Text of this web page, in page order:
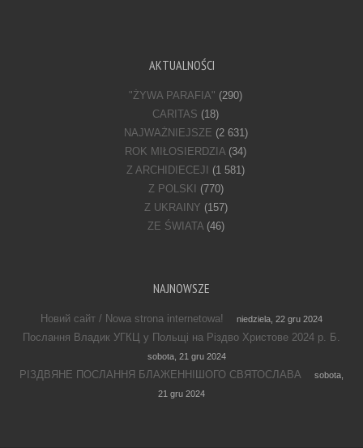
AKTUALNOŚCI
"ŻYWA PARAFIA" (290)
CARITAS (18)
NAJWAŻNIEJSZE (2 631)
ROK MIŁOSIERDZIA(34)
Z ARCHIDIECEJI
(1 581)
Z POLSKI
(770)
Z UKRAINY (157)
ZE ŚWIATA(46)
NAJNOWSZE
Новий сайт / Nowa strona internetowa! niedziela, 22 gru 2024
Послання Владик УГКЦ у Польщі на Різдво Христове 2024 р. Б.
sobota, 21 gru 2024
РІЗДВЯНЕ ПОСЛАННЯ БЛАЖЕННІШОГО СВЯТОСЛАВА
sobota,
21 gru 2024